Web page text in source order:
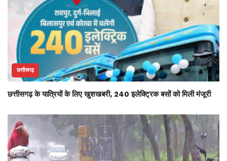
छत्तीसगढ़
छत्तीसगढ़ के यात्रियों के लिए खुशखबरी, 240 इलेक्ट्रिक बसों को मिली मंजूरी